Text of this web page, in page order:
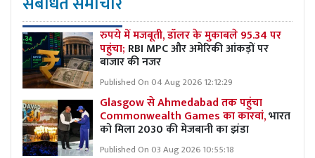
रुपये में मजबूती, डॉलर के मुकाबले 95.34 पर
पहुंचा; RBI MPC और अमेरिकी आंकड़ों पर
बाजार की नजर
Published On 04 Aug 2026 12:12:29
Glasgow से Ahmedabad तक पहुंचा
Commonwealth Games का कारवां,भारत
को मिला 2030 की मेजबानी का झंडा
Published On 03 Aug 2026 10:55:18